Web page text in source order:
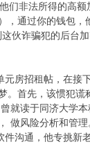
们非法所得的高
通过你的钱包
伙诈骗犯的后台
房招租帖，在接
。首先，该惯犯谎
就读于同济大学
， 做风险分析和管
件沟通，他专挑新